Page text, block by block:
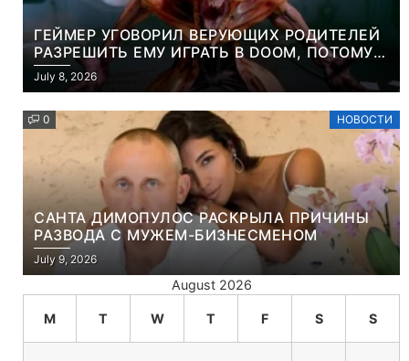
ГЕЙМЕР УГОВОРИЛ ВЕРУЮЩИХ РОДИТЕЛЕЙ
РАЗРЕШИТЬ ЕМУ ИГРАТЬ В DOOM, ПОТОМУ
ЧТО ЭТО ХРИСТИАНСКАЯ ИГРА ПРО
УБИЙСТВО ДЕМОНОВ
July 8, 2026
0 НОВОСТИ
САНТА ДИМОПУЛОС РАСКРЫЛА ПРИЧИНЫ
РАЗВОДА С МУЖЕМ-БИЗНЕСМЕНОМ
July 9, 2026
August 2026
M T W T F S S